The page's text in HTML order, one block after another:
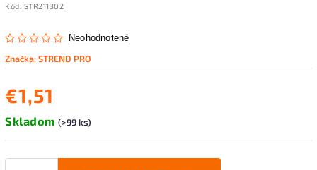
Kód: STR211302
Neohodnotené
Značka:STREND PRO
€1,51
Skladom (>99 ks)